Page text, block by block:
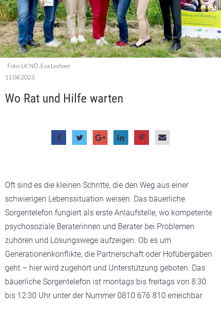
Foto: LK NÖ, Eva Lechner
11.08.2023.
Wo Rat und Hilfe warten
Oft sind es die kleinen Schritte, die den Weg aus einer
schwierigen Lebenssituation weisen. Das bäuerliche
Sorgentelefon fungiert als erste Anlaufstelle, wo kompetente
psychosoziale Beraterinnen und Berater bei Problemen
zuhören und Lösungswege aufzeigen. Ob es um
Generationenkonflikte, die Partnerschaft oder Hofübergaben
geht – hier wird zugehört und Unterstützung geboten. Das
bäuerliche Sorgentelefon ist montags bis freitags von 8:30
bis 12:30 Uhr unter der Nummer 0810 676 810 erreichbar.